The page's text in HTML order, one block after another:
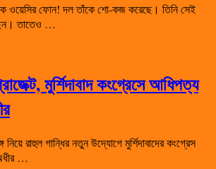
ওয়েসির ফোন! দল তাঁকে শো-কজ করেছে। তিনি সেই
তাতেও …
মুর্শিদাবাদ কংগ্রেসে আধিপত্য
নিয়ে রাহুল গান্ধির নতুন উদ্যোগে মুর্শিদাবাদের কংগ্রেস
…